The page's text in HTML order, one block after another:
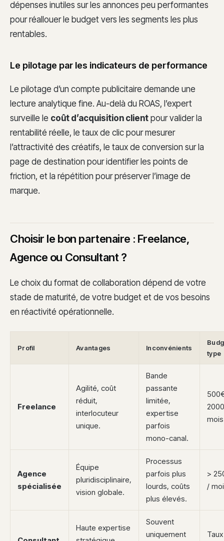
dépenses inutiles sur les annonces peu performantes
pour réallouer le budget vers les segments les plus
rentables.
Le pilotage par les indicateurs de performance
Le pilotage d’un compte publicitaire demande une
lecture analytique fine. Au-delà du ROAS, l’expert
surveille le coût d’acquisition client pour valider la
rentabilité réelle, le taux de clic pour mesurer
l’attractivité des créatifs, le taux de conversion sur la
page de destination pour identifier les points de
friction, et la répétition pour préserver l’image de
marque.
Choisir le bon partenaire : Freelance,
Agence ou Consultant ?
Le choix du format de collaboration dépend de votre
stade de maturité, de votre budget et de vos besoins
en réactivité opérationnelle.
Profil Avantages Inconvénients
type
Freelance
Agilité, coût
réduit,
interlocuteur
unique.
Bande
passante
limitée,
expertise
parfois
mono-canal.
mois
Agence
spécialisée
Équipe
pluridisciplinaire,
vision globale.
Processus
parfois plus
lourds, coûts
plus élevés.
>
/
Haute expertise
Souvent
uniquement
Taux